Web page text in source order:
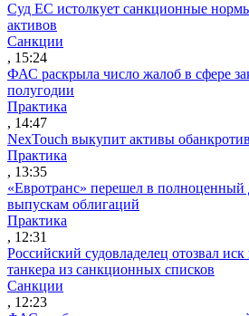
Суд ЕС истолкует санкционные
активов
Санкции
, 15:24
ФАС раскрыла число жалоб в сфере
полугодии
Практика
, 14:47
NexTouch выкупит активы
Практика
, 13:35
«Евротранс» перешел в полноценный
выпускам облигаций
Практика
, 12:31
Российский судовладелец отозвал
танкера из санкционных списков
Санкции
, 12:23